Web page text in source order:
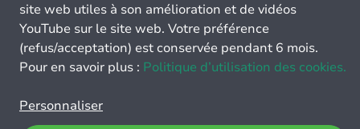
site web utiles à son amélioration et de vidéos
YouTube sur le site web. Votre préférence
(refus/acceptation) est conservée pendant 6 mois.
Pour en savoir plus : Politique d’utilisation des cookies.
Personnaliser